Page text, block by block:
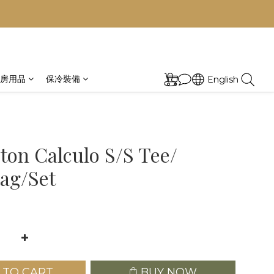
用品 保冷裝備 English
Calculo S/S Tee/
Set